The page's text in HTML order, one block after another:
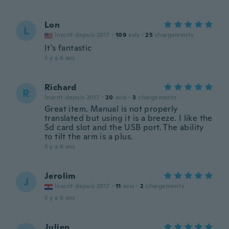
L Lon
Inscrit depuis 2017 · 109 avis · 25 chargements
It's fantastic
il y a 6 ans
R Richard
Inscrit depuis 2017 · 20 avis · 3 chargements
Great item. Manual is not properly
translated but using it is a breeze. I like the
Sd card slot and the USB port. The ability
to tilt the arm is a plus.
il y a 6 ans
J Jerolim
Inscrit depuis 2017 · 11 avis · 2 chargements
il y a 6 ans